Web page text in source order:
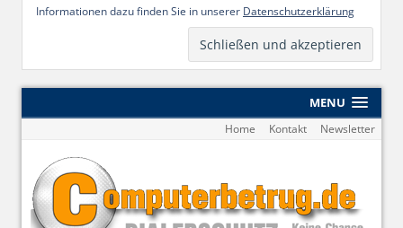
Informationen dazu finden Sie in unserer Datenschutzerklärung
MENU
Home Kontakt Newsletter